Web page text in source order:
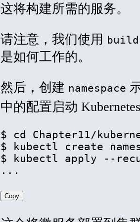
这将构建所需的服务。
请注意，我们使用
是如何工作的。
然后，创建 namespace
中的配置启动
$ cd Chapter11/
$ kubectl create
$ kubectl apply --
...
Copy